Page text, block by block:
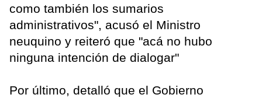
como también los sumarios
administrativos", acusó el Ministro
neuquino y reiteró que "acá no hubo
ninguna intención de dialogar"
Por último, detalló que el Gobierno